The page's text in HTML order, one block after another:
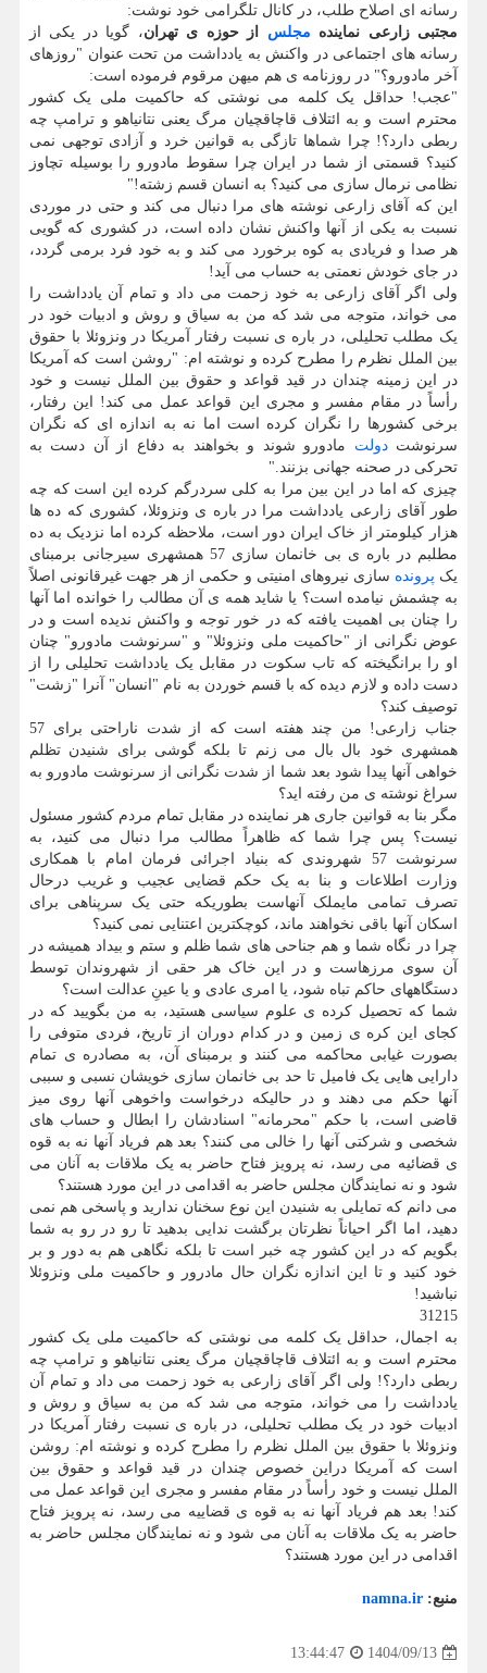
رسانه ای اصلاح طلب، در کانال تلگرامی خود نوشت:
مجتبی زارعی نماینده مجلس از حوزه ی تهران، گویا در یکی از
رسانه های اجتماعی در واکنش به یادداشت من تحت عنوان "روزهای
آخر مادورو؟" در روزنامه ی هم میهن مرقوم فرموده است:
"عجب! حداقل یک کلمه می نوشتی که حاکمیت ملی یک کشور
محترم است و به ائتلاف قاچاقچیان مرگ یعنی نتانیاهو و ترامپ چه
ربطی دارد؟! چرا شماها تازگی به قوانین خرد و آزادی توجهی نمی
کنید؟ قسمتی از شما در ایران چرا سقوط مادورو را بوسیله تچاوز
نظامی نرمال سازی می کنید؟ به انسان قسم زشته!"
این که آقای زارعی نوشته های مرا دنبال می کند و حتی در موردی
نسبت به یکی از آنها واکنش نشان داده است، در کشوری که گویی
هر صدا و فریادی به کوه برخورد می کند و به خود فرد برمی گردد،
در جای خودش نعمتی به حساب می آید!
ولی اگر آقای زارعی به خود زحمت می داد و تمام آن یادداشت را
می خواند، متوجه می شد که من به سیاق و روش و ادبیات خود در
یک مطلب تحلیلی، در باره ی نسبت رفتار آمریکا در ونزوئلا با حقوق
بین الملل نظرم را مطرح کرده و نوشته ام: "روشن است که آمریکا
در این زمینه چندان در قید قواعد و حقوق بین الملل نیست و خود
رأساً در مقام مفسر و مجری این قواعد عمل می کند! این رفتار،
برخی کشورها را نگران کرده است اما نه به اندازه ای که نگران
سرنوشتدولت مادورو شوند و بخواهند به دفاع از آن دست به
تحرکی در صحنه جهانی بزنند."
چیزی که اما در این بین مرا به کلی سردرگم کرده این است که چه
طور آقای زارعی یادداشت مرا در باره ی ونزوئلا، کشوری که ده ها
هزار کیلومتر از خاک ایران دور است، ملاحظه کرده اما نزدیک به ده
مطلبم در باره ی بی خانمان سازی 57 همشهری سیرجانی برمبنای
یک پرونده سازی نیروهای امنیتی و حکمی از هر جهت غیرقانونی اصلاً
به چشمش نیامده است؟ یا شاید همه ی آن مطالب را خوانده اما آنها
را چنان بی اهمیت یافته که در خور توجه و واکنش ندیده است و در
عوض نگرانی از "حاکمیت ملی ونزوئلا" و "سرنوشت مادورو" چنان
او را برانگیخته که تاب سکوت در مقابل یک یادداشت تحلیلی را از
دست داده و لازم دیده که با قسم خوردن به نام "انسان" آنرا "زشت"
توصیف کند؟
جناب زارعی! من چند هفته است که از شدت ناراحتی برای 57
همشهری خود بال بال می زنم تا بلکه گوشی برای شنیدن تظلم
خواهی آنها پیدا شود بعد شما از شدت نگرانی از سرنوشت مادورو به
سراغ نوشته ی من رفته اید؟
مگر بنا به قوانین جاری هر نماینده در مقابل تمام مردم کشور مسئول
نیست؟ پس چرا شما که ظاهراً مطالب مرا دنبال می کنید، به
سرنوشت 57 شهروندی که بنیاد اجرائی فرمان امام با همکاری
وزارت اطلاعات و بنا به یک حکم قضایی عجیب و غریب درحال
تصرف تمامی مایملک آنهاست بطوریکه حتی یک سرپناهی برای
اسکان آنها باقی نخواهند ماند، کوچکترین اعتنایی نمی کنید؟
چرا در نگاه شما و هم جناحی های شما ظلم و ستم و بیداد همیشه در
آن سوی مرزهاست و در این خاک هر حقی از شهروندان توسط
دستگاههای حاکم تباه شود، یا امری عادی و یا عینِ عدالت است؟
شما که تحصیل کرده ی علوم سیاسی هستید، به من بگویید که در
کجای این کره ی زمین و در کدام دوران از تاریخ، فردی متوفی را
بصورت غیابی محاکمه می کنند و برمبنای آن، به مصادره ی تمام
دارایی هایی یک فامیل تا حد بی خانمان سازی خویشان نسبی و سببی
آنها حکم می دهند و در حالیکه درخواست واخوهی آنها روی میز
قاضی است، با حکم "محرمانه" اسنادشان را ابطال و حساب های
شخصی و شرکتی آنها را خالی می کنند؟ بعد هم فریاد آنها نه به قوه
ی قضائیه می رسد، نه پرویز فتاح حاضر به یک ملاقات به آنان می
شود و نه نمایندگان مجلس حاضر به اقدامی در این مورد هستند؟
می دانم که تمایلی به شنیدن این نوع سخنان ندارید و پاسخی هم نمی
دهید، اما اگر احیاناً نظرتان برگشت ندایی بدهید تا رو در رو به شما
بگویم که در این کشور چه خبر است تا بلکه نگاهی هم به دور و بر
خود کنید و تا این اندازه نگران حال مادرور و حاکمیت ملی ونزوئلا
نباشید!
31215
به اجمال، حداقل یک کلمه می نوشتی که حاکمیت ملی یک کشور
محترم است و به ائتلاف قاچاقچیان مرگ یعنی نتانیاهو و ترامپ چه
ربطی دارد؟! ولی اگر آقای زارعی به خود زحمت می داد و تمام آن
یادداشت را می خواند، متوجه می شد که من به سیاق و روش و
ادبیات خود در یک مطلب تحلیلی، در باره ی نسبت رفتار آمریکا در
ونزوئلا با حقوق بین الملل نظرم را مطرح کرده و نوشته ام: روشن
است که آمریکا دراین خصوص چندان در قید قواعد و حقوق بین
الملل نیست و خود رأساً در مقام مفسر و مجری این قواعد عمل می
کند! بعد هم فریاد آنها نه به قوه ی قضاییه می رسد، نه پرویز فتاح
حاضر به یک ملاقات به آنان می شود و نه نمایندگان مجلس حاضر به
اقدامی در این مورد هستند؟
منبع: namna.ir
1404/09/13
13:44:47